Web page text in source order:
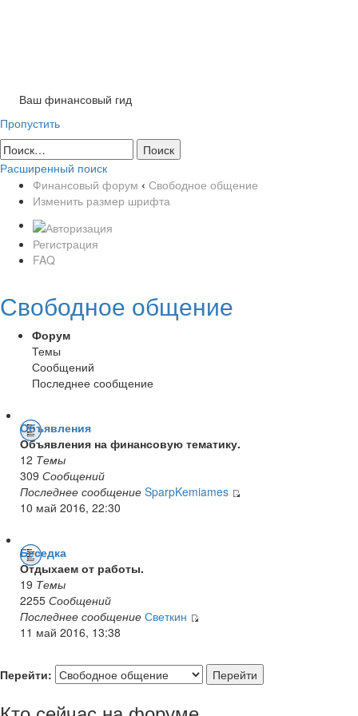
Ваш финансовый гид
Пропустить
Расширенный поиск
Финансовый форум ‹ Свободное общение
Изменить размер шрифта
Регистрация
FAQ
Свободное общение
Форум
Темы
Сообщений
Последнее сообщение
Объявления
Объявления на финансовую тематику.
12 Темы
309 Сообщений
Последнее сообщение SparpKemiames
10 май 2016, 22:30
Беседка
Отдыхаем от работы.
19 Темы
2255 Сообщений
Последнее сообщение Светкин
11 май 2016, 13:38
Перейти: